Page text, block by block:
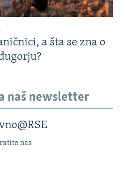
a šta se zna o
naš newsletter
nas